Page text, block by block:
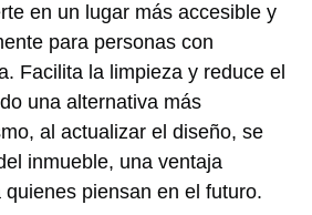
en un lugar más accesible y
para personas con
Facilita la limpieza y reduce el
una alternativa más
al actualizar el diseño, se
inmueble, una ventaja
piensan en el futuro.